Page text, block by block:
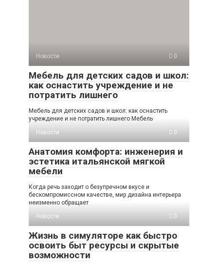
Новости 0
Мебель для детских садов и школ:
как оснастить учреждение и не
потратить лишнего
Мебель для детских садов и школ: как оснастить
учреждение и не потратить лишнего Мебель
Новости
0
Анатомия комфорта: инженерия и
эстетика итальянской мягкой
мебели
Когда речь заходит о безупречном вкусе и
бескомпромиссном качестве, мир дизайна интерьера
неизменно обращает
Новости
0
Жизнь в симуляторе как быстро
освоить быт ресурсы и скрытые
возможности